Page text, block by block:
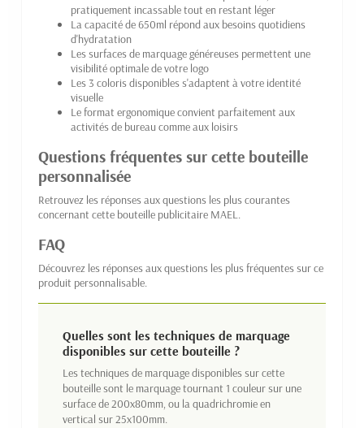
pratiquement incassable tout en restant léger
La capacité de 650ml répond aux besoins quotidiens
d'hydratation
Les surfaces de marquage généreuses permettent une
visibilité optimale de votre logo
Les 3 coloris disponibles s'adaptent à votre identité
visuelle
Le format ergonomique convient parfaitement aux
activités de bureau comme aux loisirs
Questions fréquentes sur cette bouteille
personnalisée
Retrouvez les réponses aux questions les plus courantes
concernant cette bouteille publicitaire MAEL.
FAQ
Découvrez les réponses aux questions les plus fréquentes sur ce
produit personnalisable.
Quelles sont les techniques de marquage
disponibles sur cette bouteille ?
Les techniques de marquage disponibles sur cette
bouteille sont le marquage tournant 1 couleur sur une
surface de 200x80mm, ou la quadrichromie en
vertical sur 25x100mm.